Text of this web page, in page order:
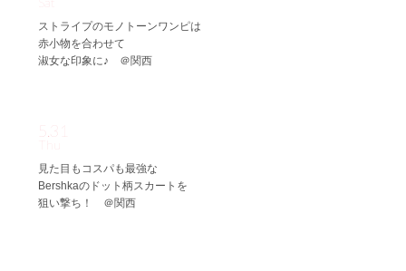
ストライプのモノトーンワンピは
赤小物を合わせて
淑女な印象に♪ ＠関西
5.31
見た目もコスパも最強な
Bershkaのドット柄スカートを
狙い撃ち！ ＠関西